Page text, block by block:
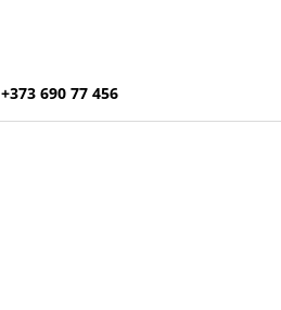
+373 690 77 456